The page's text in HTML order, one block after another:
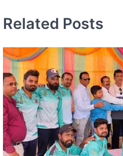
Related Posts